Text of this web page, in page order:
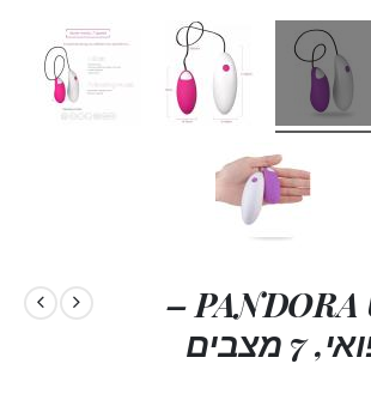
ביצת רטט PANDORA –
סיליקון רפואי, 7 מצבים